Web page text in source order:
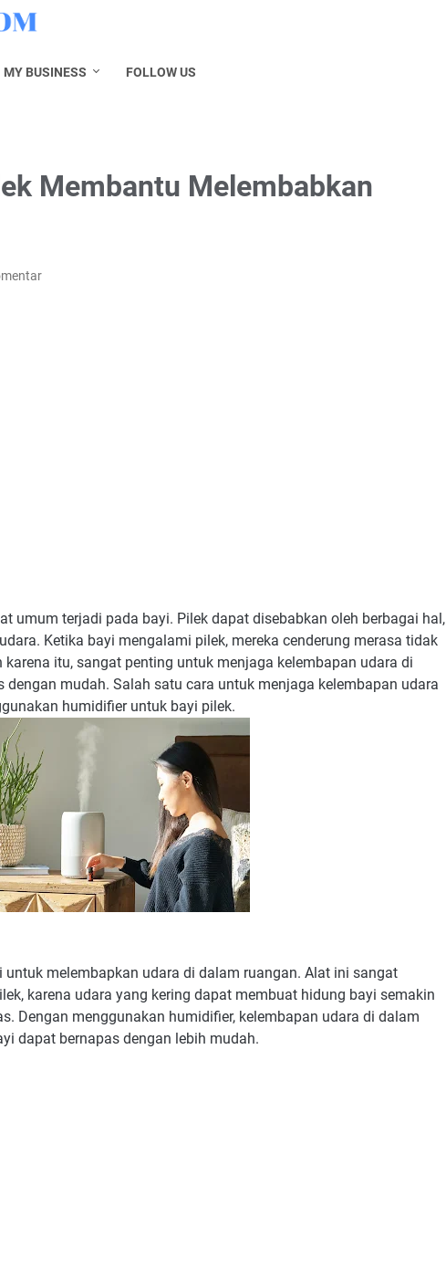
MY BUSINESS FOLLOW US
Membantu Melembabkan
umum terjadi pada bayi. Pilek dapat disebabkan oleh berbagai hal,
Ketika bayi mengalami pilek, mereka cenderung merasa tidak
itu, sangat penting untuk menjaga kelembapan udara di
mudah. Salah satu cara untuk menjaga kelembapan udara
humidifier untuk bayi pilek.
melembapkan udara di dalam ruangan. Alat ini sangat
karena udara yang kering dapat membuat hidung bayi semakin
Dengan menggunakan humidifier, kelembapan udara di dalam
dapat bernapas dengan lebih mudah.